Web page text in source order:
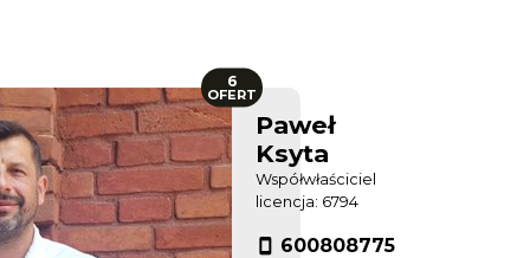
Paweł
Ksyta
Współwłaściciel
licencja: 6794
600808775
6
OFERT